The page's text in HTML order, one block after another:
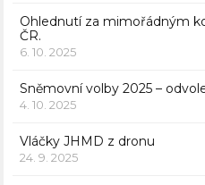
Ohlednutí za mimořádným
ČR.
6. 10. 2025
Sněmovní volby 2025 –
4. 10. 2025
Vláčky JHMD z dronu
24. 9. 2025